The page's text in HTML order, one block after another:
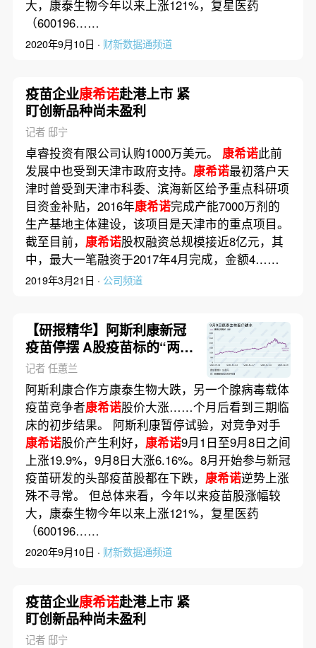
大，康泰生物今年以来上涨121%，复星医药
（600196……
2020年9月10日 · 财新数据通频道
疫苗企业康希诺赴港上市 紧
盯创新品种尚未盈利
记者 邸宁
卓睿投资有限公司认购1000万美元。 康希诺此前
发展中也受到天津市政府支持。 康希诺最初落户天
津时曾受到天津市科委、滨海新区给予重点科研项
目资金补贴，2016年康希诺完成产能7000万剂的
生产基地主体建设，该项目是天津市的重点项目。
截至目前， 康希诺股权融资总规模接近8亿元，其
中，最大一笔融资于2017年4月完成，金额4……
2019年3月21日 · 公司频道
【研报精华】阿斯利康新冠
疫苗停摆 A股疫苗标的“两
康”走势分化
记者 任蕙兰
阿斯利康合作方康泰生物大跌，另一个腺病毒载体
疫苗竞争者康希诺股价大涨……个月后看到三期临
床的初步结果。 阿斯利康暂停试验，对竞争对手
康希诺股价产生利好， 康希诺9月1日至9月8日之间
上涨19.9%，9月8日大涨6.16%。8月开始参与新冠
疫苗研发的头部疫苗股都在下跌， 康希诺逆势上涨
殊不寻常。 但总体来看，今年以来疫苗股涨幅较
大，康泰生物今年以来上涨121%，复星医药
（600196……
2020年9月10日 · 财新数据通频道
疫苗企业康希诺赴港上市 紧
盯创新品种尚未盈利
记者 邸宁